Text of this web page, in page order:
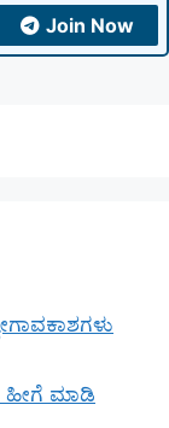
Join Now
ಹೀಗೆ ಮಾಡಿ